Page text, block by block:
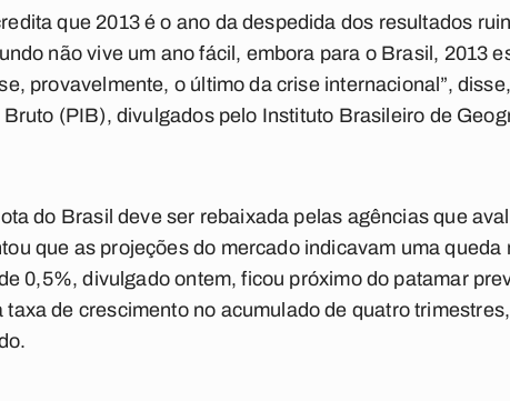
que 2013 é o ano da despedida dos resultados
não vive um ano fácil, embora para o Brasil, 2013
provavelmente, o último da crise internacional”,
(PIB), divulgados pelo Instituto Brasileiro de
do Brasil deve ser rebaixada pelas agências que
que as projeções do mercado indicavam uma queda
0,5%, divulgado ontem, ficou próximo do patamar
de crescimento no acumulado de quatro